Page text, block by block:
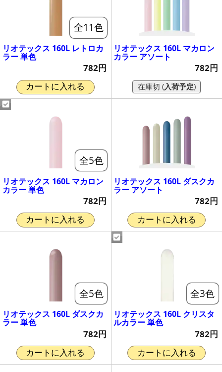
全11色
リオテックス 160L レトロカ
ラー 単色
782円
カートに入れる
リオテックス 160L マカロン
カラー アソート
782円
在庫切 (入荷予定)
全5色
リオテックス 160L マカロン
カラー 単色
782円
カートに入れる
リオテックス 160L ダスクカ
ラー アソート
782円
カートに入れる
全5色
リオテックス 160L ダスクカ
ラー 単色
782円
カートに入れる
全3色
リオテックス 160L クリスタ
ルカラー 単色
782円
カートに入れる